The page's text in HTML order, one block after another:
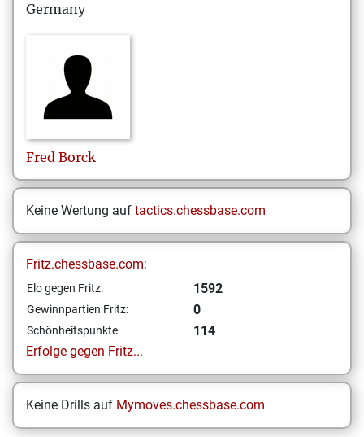
Germany
Fred Borck
Keine Wertung auf tactics.chessbase.com
Fritz.chessbase.com:
Elo gegen Fritz: 1592
Gewinnpartien Fritz: 0
Schönheitspunkte
114
Erfolge gegen Fritz...
Keine Drills auf Mymoves.chessbase.com